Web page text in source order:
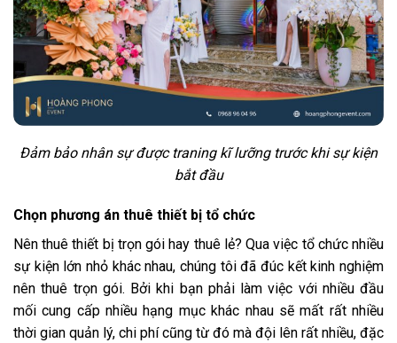
Đảm bảo nhân sự được traning kĩ lưỡng trước khi sự kiện
bắt đầu
Chọn phương án thuê thiết bị tổ chức
Nên thuê thiết bị trọn gói hay thuê lẻ? Qua việc tổ chức nhiều
sự kiện lớn nhỏ khác nhau, chúng tôi đã đúc kết kinh nghiệm
nên thuê trọn gói. Bởi khi bạn phải làm việc với nhiều đầu
mối cung cấp nhiều hạng mục khác nhau sẽ mất rất nhiều
thời gian quản lý, chi phí cũng từ đó mà đội lên rất nhiều, đặc